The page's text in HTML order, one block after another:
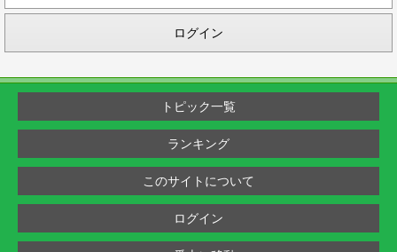
ログイン
トピック一覧
ランキング
このサイトについて
ログイン